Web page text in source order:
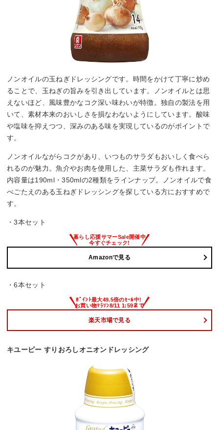
ノンオイルの玉ねぎドレッシングです。時間をかけて丁寧に炒め
ることで、玉ねぎの旨みを引き出しています。ノンオイルとは思
えないほど、風味豊かなコク深い味わいが特徴。独自の製法を用
いて、素材本来のおいしさを損なわないようにしています。酸味
や塩味を抑えつつ、深みのある味を実現しているのがポイントで
す。
ノンオイルながらコクがあり、いつものサラダもおいしく食べら
れるのが魅力。魚介やお肉を使用した、主菜サラダも作れます。
内容量は190ml・350mlの2種類をラインナップ。ノンオイルで食
べごたえのある玉ねぎドレッシングを探している方におすすめで
す。
・3本セット
Amazonで見る
・6本セット
楽天市場で見る
キユーピー すりおろしオニオンドレッシング